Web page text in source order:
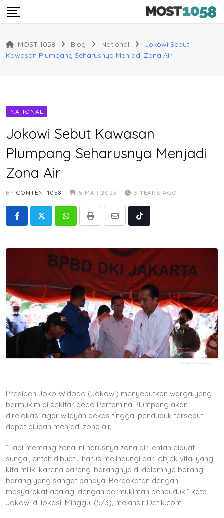
Skip
MOST 1058 Blog National
Jokowi Sebut
Kawasan Plumpang Seharusnya Menjadi Zona Air
NATIONAL
Jokowi Sebut Kawasan
Plumpang Seharusnya Menjadi
Zona Air
BY CONTENT1058 5 MAR 2023 3 YEARS AGO
WhatsappPrint
Share
Tiktok
Presiden Joko Widodo (Jokowi) menyebutkan warga yang
bermukim di sekitar depo Pertamina Plumpang akan
direlokasi agar wilayah bekas tinggal penduduk tersebut
dapat diubah menjadi zona air.
“Tapi memang zona ini harusnya zona air, entah dibuat
sungai, entah dibuat… harus melindungi dari objek vital yang
kita miliki karena barang-barangnya di dalamnya barang-
barang yang sangat bahaya. Berdekatan dengan
masyarakat apalagi dengan permukiman penduduk,” kata
Jokowi di lokasi, Minggu, (5/3), melansir Detik.com